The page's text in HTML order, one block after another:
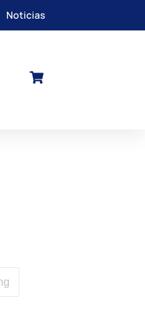
Noticias